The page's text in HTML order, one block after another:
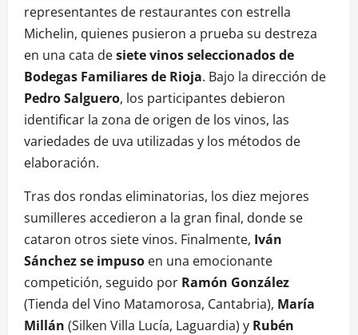
representantes de restaurantes con estrella
Michelin, quienes pusieron a prueba su destreza
en una cata desiete vinos seleccionados de
Bodegas Familiares de Rioja. Bajo la dirección de
Pedro Salguero, los participantes debieron
identificar la zona de origen de los vinos, las
variedades de uva utilizadas y los métodos de
elaboración.
Tras dos rondas eliminatorias, los diez mejores
sumilleres accedieron a la gran final, donde se
cataron otros siete vinos. Finalmente, Iván
Sánchez se impuso en una emocionante
competición, seguido por Ramón González
(Tienda del Vino Matamorosa, Cantabria), María
Millán (Silken Villa Lucía, Laguardia) y Rubén